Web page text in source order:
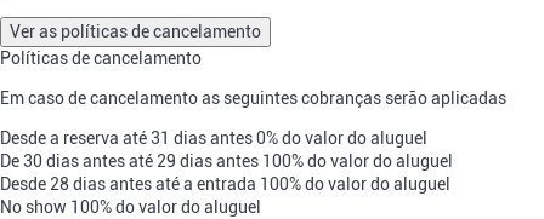
Ver as políticas de cancelamento
Políticas de cancelamento
Em caso de cancelamento as seguintes cobranças serão aplicadas
Desde a reserva até 31 dias antes0% do valor do aluguel
De 30 dias antes até 29 dias antes 100% do valor do aluguel
Desde 28 dias antes até a entrada 100% do valor do aluguel
No show 100% do valor do aluguel